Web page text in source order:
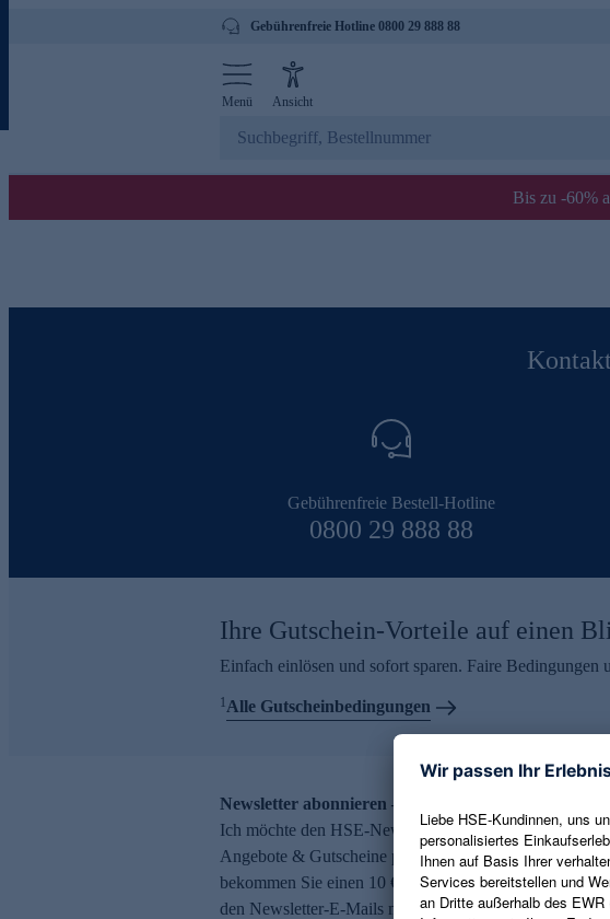
Gebührenfreie Hotline 0800 29 888 88
Menü Ansicht
Bis zu -60%
Gebührenfreie Bestell-Hotline
0800 29 888 88
Ihre Gutschein-Vorteile auf einen
Einfach einlösen und sofort sparen. Faire Bedingungen
1Alle Gutscheinbedingungen
Newsletter abonnieren – 10 € Gutschein erhalten
Ich möchte den HSE-Newsletter abonnieren und
Angebote & Gutscheine per E-Mail erhalten. Als
bekommen Sie einen 10 € Gutschein. Eine Abmeldung
den Newsletter-E-Mails möglich.